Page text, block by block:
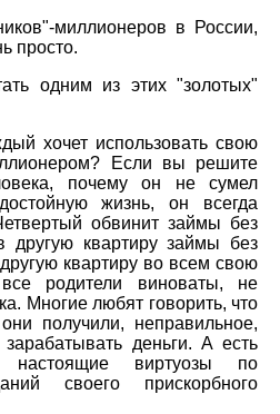
миллионеров в России,
просто.
одним из этих "золотых"
хочет использовать свою
Если вы решите
почему он не сумел
жизнь, он всегда
обвинит займы без
другую квартиру займы без
квартиру во всем свою
родители виноваты, не
Многие любят говорить, что
получили, неправильное,
деньги. А есть
виртуозы по
своего прискорбного